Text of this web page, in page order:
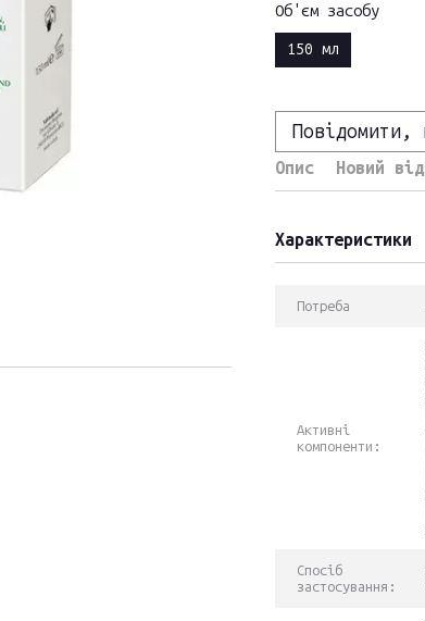
Об'єм засобу
150 мл
Повідомити,
Опис Новий
Характеристики
Потреба
Активні
компоненти:
Спосіб
застосування: